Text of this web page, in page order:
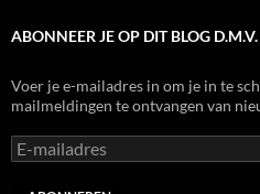
ABONNEER JE OP DIT BLOG
Voer je e-mailadres in om je in te
mailmeldingen te ontvangen van
E-
mailadres